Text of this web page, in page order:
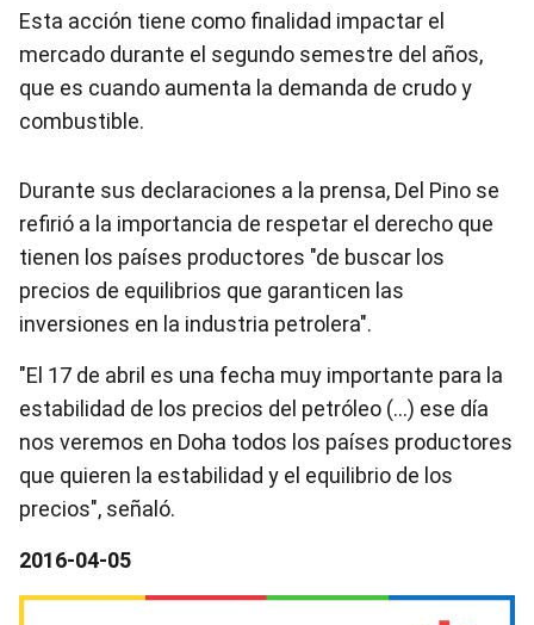
Esta acción tiene como finalidad impactar el
mercado durante el segundo semestre del años,
que es cuando aumenta la demanda de crudo y
combustible.
Durante sus declaraciones a la prensa, Del Pino se
refirió a la importancia de respetar el derecho que
tienen los países productores "de buscar los
precios de equilibrios que garanticen las
inversiones en la industria petrolera".
"El 17 de abril es una fecha muy importante para la
estabilidad de los precios del petróleo (…) ese día
nos veremos en Doha todos los países productores
que quieren la estabilidad y el equilibrio de los
precios", señaló.
2016-04-05